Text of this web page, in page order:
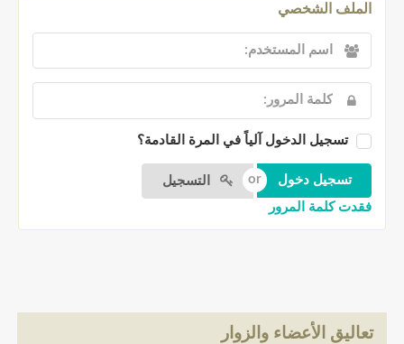
الملف الشخصي
تسجيل الدخول آلياً في المرة القادمة؟
التسجيل
فقدت كلمة المرور
تعاليق الأعضاء والزوار